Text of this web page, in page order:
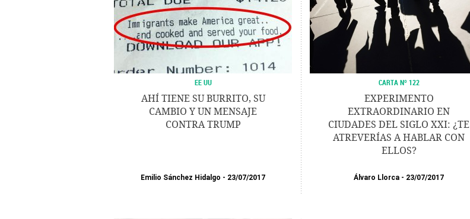
EE UU
AHÍ TIENE SU BURRITO, SU
CAMBIO Y UN MENSAJE
CONTRA TRUMP
Emilio Sánchez Hidalgo 23/07/2017
CARTA Nº 122
EXPERIMENTO
EXTRAORDINARIO EN
CIUDADES DEL SIGLO XXI: ¿TE
ATREVERÍAS A HABLAR CON
ELLOS?
Álvaro Llorca 23/07/2017